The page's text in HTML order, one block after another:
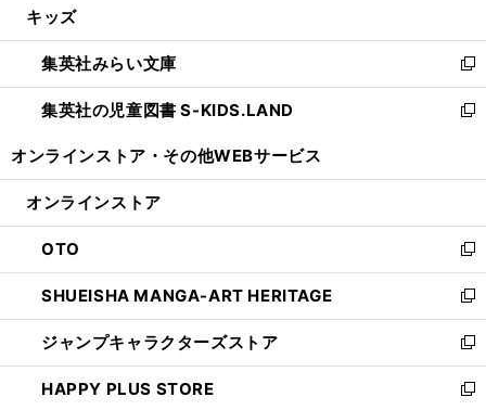
開
く
ウ
で
開
く
ン
ド
ウ
で
ウ
ィ
ン
ド
開
キッズ
集英社みらい文庫
新
し
い
ン
ウ
で
開
く
集英社の児童図書 S-KIDS.LAND
新
ウ
ン
ド
ウ
で
開
く
オンラインストア・ その他WEBサービス
オンラインストア
OTO
新
し
い
ウ
ィ
ン
ド
SHUEISHA MANGA-ART HERITAGE
新
し
い
ウ
ィ
ジャンプキャラクターズストア
新
し
い
HAPPY PLUS STORE
新